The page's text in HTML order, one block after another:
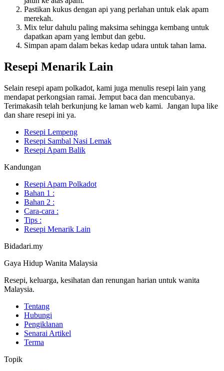
Pastikan kukus dengan api yang perlahan untuk elak apam
merekah.
Mix telur dahulu paling maksima sehingga kembang untuk
dapatkan apam yang lembut dan gebu.
Simpan apam dalam bekas kedap udara untuk tahan lama.
Resepi Menarik Lain
Selain resepi apam polkadot, kami juga menulis resepi lain yang
mendapat perkongsian ramai. Jemput baca dan mencubanya.
Terimakasih telah berkunjung ke laman web kami. Jangan lupa like
dan share resepi ini ya.
Resepi Lempeng
Resepi Sambal Nasi Lemak
Resepi Apam Balik
Kandungan
Resepi Apam Polkadot
Bahan 1 :
Bahan 2 :
Cara-cara :
Tips :
Resepi Menarik Lain
Bidadari.my
Gaya Hidup Wanita Malaysia
Resepi, keluarga, kesihatan dan renungan harian untuk wanita
Malaysia.
Tentang
Hubungi
Pengiklanan
Senarai Artikel
Terma
Topik